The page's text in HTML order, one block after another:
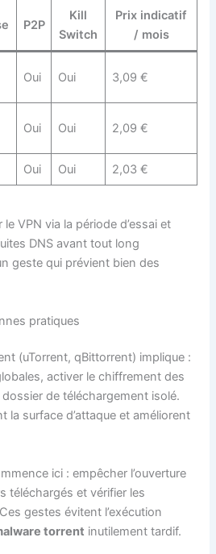
P2P
Kill
Switch
Prix indicatif
/ mois
Oui Oui 3,09 €
Oui Oui 2,09 €
Oui Oui 2,03 €
VPN via la période d’essai et
DNS avant tout long
geste qui prévient bien des
pratiques
(uTorrent, qBittorrent) implique :
activer le chiffrement des
de téléchargement isolé.
la surface d’attaque et améliorent
ici : empêcher l’ouverture
téléchargés et vérifier les
gestes évitent l’exécution
torrent inutilement tardif.